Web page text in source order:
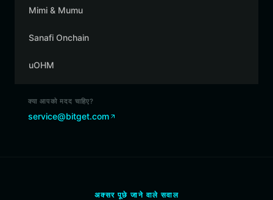
Mimi & Mumu
Sanafi Onchain
uOHM
क्या आपको मदद चाहिए?
service@bitget.com
अक्सर पूछे जाने वाले सवाल